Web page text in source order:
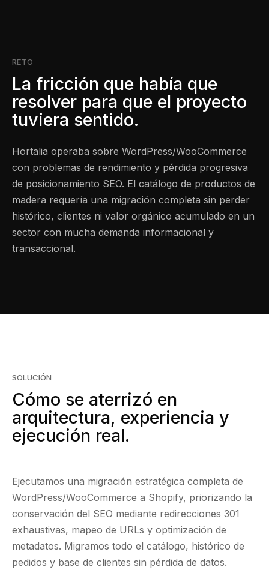
RETO
La fricción que había que
resolver para que el proyecto
tuviera sentido.
Hortalia operaba sobre WordPress/WooCommerce
con problemas de rendimiento y pérdida progresiva
de posicionamiento SEO. El catálogo de productos de
madera requería una migración completa sin perder
histórico, clientes ni valor orgánico acumulado en un
sector con mucha demanda informacional y
transaccional.
SOLUCIÓN
Cómo se aterrizó en
arquitectura, experiencia y
ejecución real.
Ejecutamos una migración estratégica completa de
WordPress/WooCommerce a Shopify, priorizando la
conservación del SEO mediante redirecciones 301
exhaustivas, mapeo de URLs y optimización de
metadatos. Migramos todo el catálogo, histórico de
pedidos y base de clientes sin pérdida de datos.